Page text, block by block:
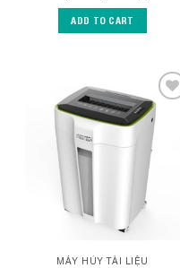
ADD TO CART
Add to
Wishlist
MÁY HỦY TÀI LIỆU